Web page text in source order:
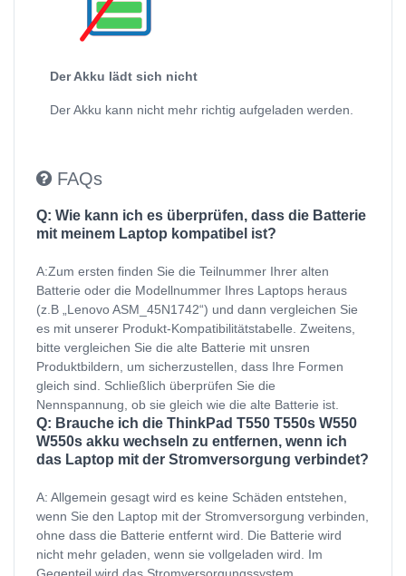
Der Akku lädt sich nicht
Der Akku kann nicht mehr richtig aufgeladen werden.
FAQs
Q: Wie kann ich es überprüfen, dass die Batterie
mit meinem Laptop kompatibel ist?
A:Zum ersten finden Sie die Teilnummer Ihrer alten
Batterie oder die Modellnummer Ihres Laptops heraus
(z.B „Lenovo ASM_45N1742“) und dann vergleichen Sie
es mit unserer Produkt-Kompatibilitätstabelle. Zweitens,
bitte vergleichen Sie die alte Batterie mit unsren
Produktbildern, um sicherzustellen, dass Ihre Formen
gleich sind. Schließlich überprüfen Sie die
Nennspannung, ob sie gleich wie die alte Batterie ist.
Q: Brauche ich die ThinkPad T550 T550s W550
W550s akku wechseln zu entfernen, wenn ich
das Laptop mit der Stromversorgung verbindet?
A: Allgemein gesagt wird es keine Schäden entstehen,
wenn Sie den Laptop mit der Stromversorgung verbinden,
ohne dass die Batterie entfernt wird. Die Batterie wird
nicht mehr geladen, wenn sie vollgeladen wird. Im
Gegenteil wird das Stromversorgungssystem